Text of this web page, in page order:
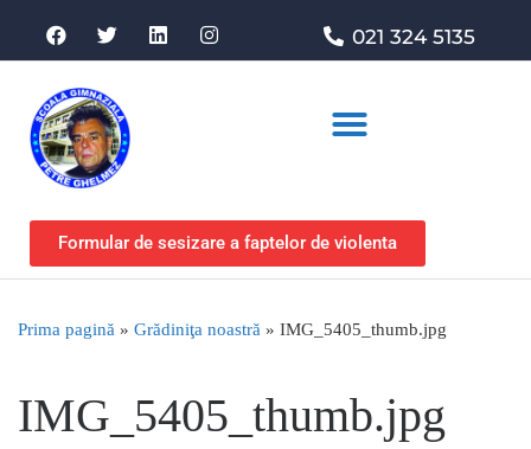
021 324 5135
Formular de sesizare a faptelor de violenta
Prima pagină » Grădiniţa noastră » IMG_5405_thumb.jpg
IMG_5405_thumb.jpg